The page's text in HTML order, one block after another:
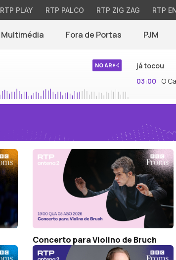
RTP PLAY RTP PALCO RTP ZIG ZAG RTP
Multimédia Fora de Portas PJM
NO AR
já tocou
03:00
O
Concerto para Violino de Bruch